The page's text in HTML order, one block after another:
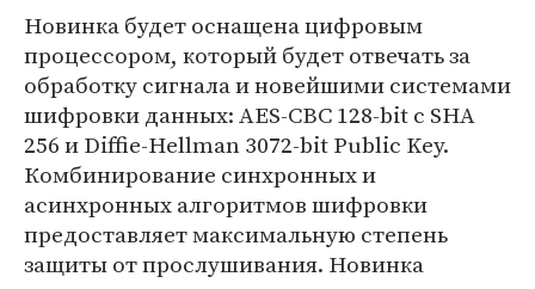
Новинка будет оснащена цифровым
процессором, который будет отвечать за
обработку сигнала и новейшими системами
шифровки данных: AES-CBC 128-bit с SHA
256 и Diffie-Hellman 3072-bit Public Key.
Комбинирование синхронных и
асинхронных алгоритмов шифровки
предоставляет максимальную степень
защиты от прослушивания. Новинка